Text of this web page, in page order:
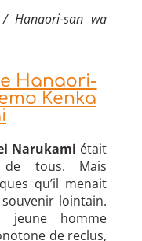
Hanaori-san wa
Hanaori-
Kenka
Narukami était
tous. Mais
qu’il menait
lointain.
jeune homme
de reclus,